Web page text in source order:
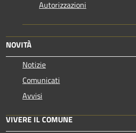
Autorizzazioni
NOVITÀ
Notizie
Comunicati
Avvisi
VIVERE IL COMUNE